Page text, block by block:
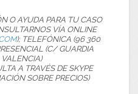
O AYUDA PARA TU CASO
VÍA ONLINE
); TELEFÓNICA (96 360
(C/ GUARDIA
A TRAVÉS DE SKYPE
SOBRE PRECIOS)